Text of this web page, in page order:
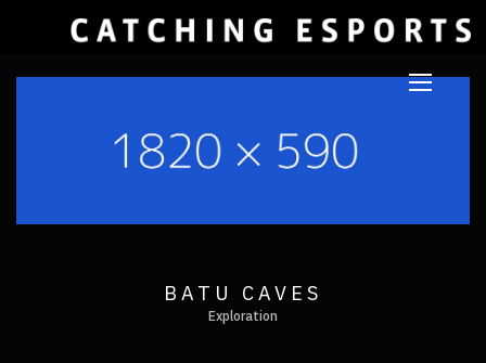
BATU CAVES
Exploration